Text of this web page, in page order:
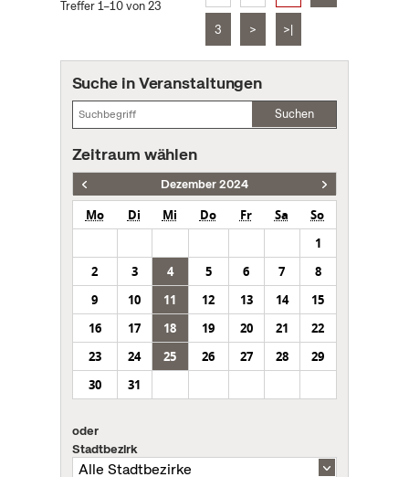
Treffer 1–10 von 23
3 > >|
Suche in Veranstaltungen
Suchen
Zeitraum wählen
Dezember 2024
Mo Di Mi Do Fr Sa
So
1
2
3 4 5 6 7
8
9
10 11 12 13 14
15
16
17 18 19 20 21
22
23
24 25 26 27 28
29
30
31
oder
Stadtbezirk